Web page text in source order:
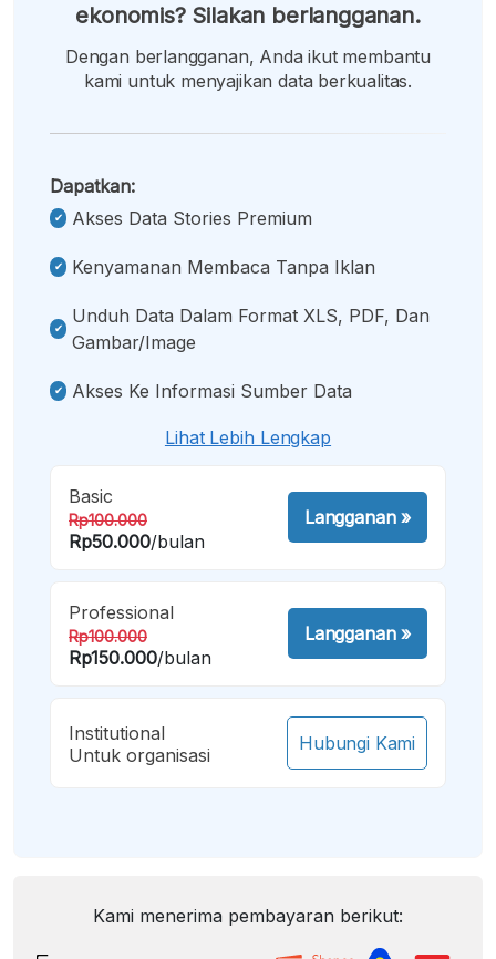
ekonomis? Silakan berlangganan.
Dengan berlangganan, Anda ikut membantu
kami untuk menyajikan data berkualitas.
Dapatkan:
Akses Data Stories Premium
Kenyamanan Membaca Tanpa Iklan
Unduh Data Dalam Format XLS, PDF, Dan
Gambar/image
Akses Ke Informasi Sumber Data
Lihat Lebih Lengkap
Basic
Rp100.000
Rp50.000/bulan
Langganan»
Professional
Rp100.000
Rp150.000/bulan
Langganan»
Institutional
Untuk organisasi
Hubungi Kami
Kami menerima pembayaran berikut: